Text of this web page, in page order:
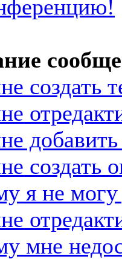
создать
создать
я не могу
мне